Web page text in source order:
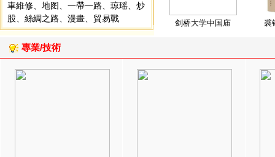
車維修
地图 一帶一路 琼瑶
炒
股
絲綢之路 漫畫 貿易戰 剑桥大学中国庙 裘
專業/技術